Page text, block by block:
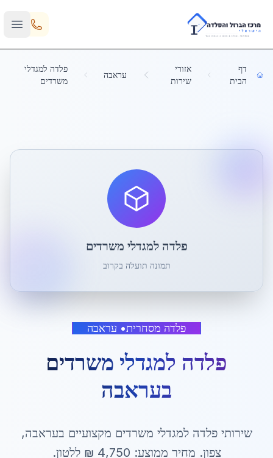
Skip to main content
דף
הבית
אזורי
שירות
עראבה
פלדה למגדלי
משרדים
פלדה מסחרית• עראבה
פלדה למגדלי משרדים
בעראבה
שירותיפלדה למגדלי משרדים מקצועיים בעראבה,
צפון. מחיר ממוצע: 4,750 ₪ ללטון.
פלדה למגדלי משרדים
תמונה תועלה בקרוב